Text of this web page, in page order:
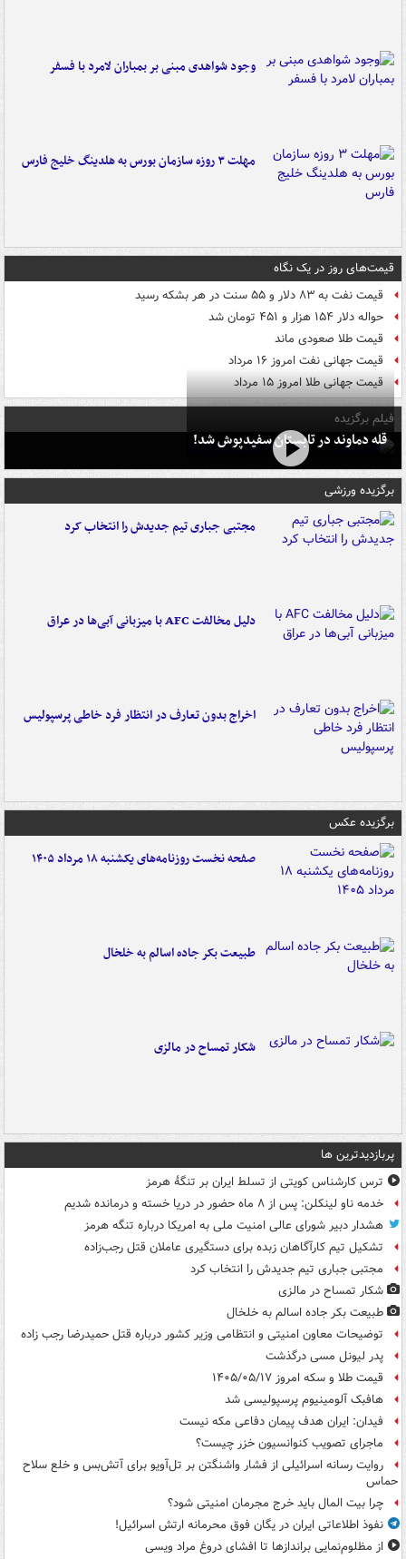
وجود شواهدی مبنی بر بمباران لامرد با فسفر
مهلت ۳ روزه سازمان بورس به هلدینگ خلیج فارس
قیمت‌های روز در یک نگاه
قیمت نفت به ۸۳ دلار و ۵۵ سنت در هر بشکه رسید
حواله دلار ۱۵۴ هزار و ۴۵۱ تومان شد
قیمت طلا صعودی ماند
قیمت جهانی نفت امروز ۱۶ مرداد
قیمت جهانی طلا امروز ۱۵ مرداد
فیلم برگزیده
قله دماوند در تابستان سفیدپوش شد!
برگزیده ورزشی
مجتبی جباری تیم جدیدش را انتخاب کرد
دلیل مخالفت AFC با میزبانی آبی‌ها در عراق
اخراج بدون تعارف در انتظار فرد خاطی پرسپولیس
برگزیده عکس
صفحه نخست روزنامه‌های یکشنبه ۱۸ مرداد ۱۴۰۵
طبیعت بکر جاده اسالم به خلخال
شکار تمساح در مالزی
پربازدیدترین ها
ترس کارشناس کویتی از تسلط ایران بر تنگۀ هرمز
خدمه ناو لینکلن: پس از ۸ ماه حضور در دریا خسته و درمانده‌ شدیم
هشدار دبیر شورای عالی امنیت ملی به امریکا درباره تنگه هرمز
تشکیل تیم کارآگاهان زبده برای دستگیری عاملان قتل رجب‌زاده
مجتبی جباری تیم جدیدش را انتخاب کرد
شکار تمساح در مالزی
طبیعت بکر جاده اسالم به خلخال
توضیحات معاون امنیتی و انتظامی وزیر کشور درباره قتل حمیدرضا رجب زاده
پدر لیونل مسی درگذشت
قیمت طلا و سکه امروز ۱۴۰۵/۰۵/۱۷
هافبک آلومینیوم پرسپولیسی شد
فیدان: ایران هدف پیمان دفاعی مکه نیست
ماجرای تصویب کنوانسیون خزر چیست؟
روایت رسانه اسرائیلی از فشار واشنگتن بر تل‌آویو برای آتش‌بس و خلع سلاح
حماس
چرا بیت المال باید خرج مجرمان امنیتی شود؟
نفوذ اطلاعاتی ایران در یگان فوق محرمانه ارتش اسرائیل!
از مظلوم‌نمایی براندازها تا افشای دروغ مراد ویسی